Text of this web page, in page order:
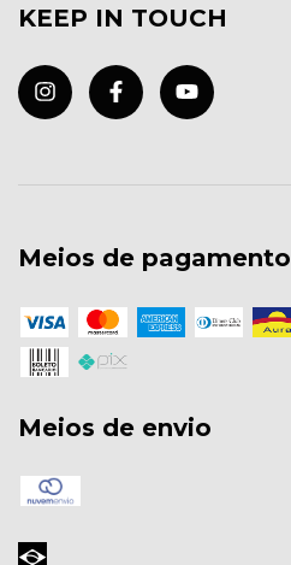
KEEP IN TOUCH
Meios de pagamento
Meios de envio